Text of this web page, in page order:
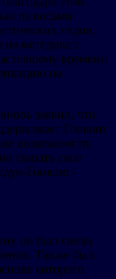
из восьми
гидов,
на материке с
времени
на
заявил, что
Гонконг
возможности,
связать свое
Гонконг-
он был снова
Также был
которого